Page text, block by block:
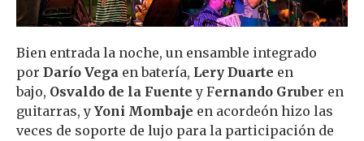
Bien entrada la noche, un ensamble integrado
por Darío Vega en batería, Lery Duarte en
bajo, Osvaldo de la Fuente y Fernando Gruber en
guitarras, y Yoni Mombaje en acordeón hizo las
veces de soporte de lujo para la participación de